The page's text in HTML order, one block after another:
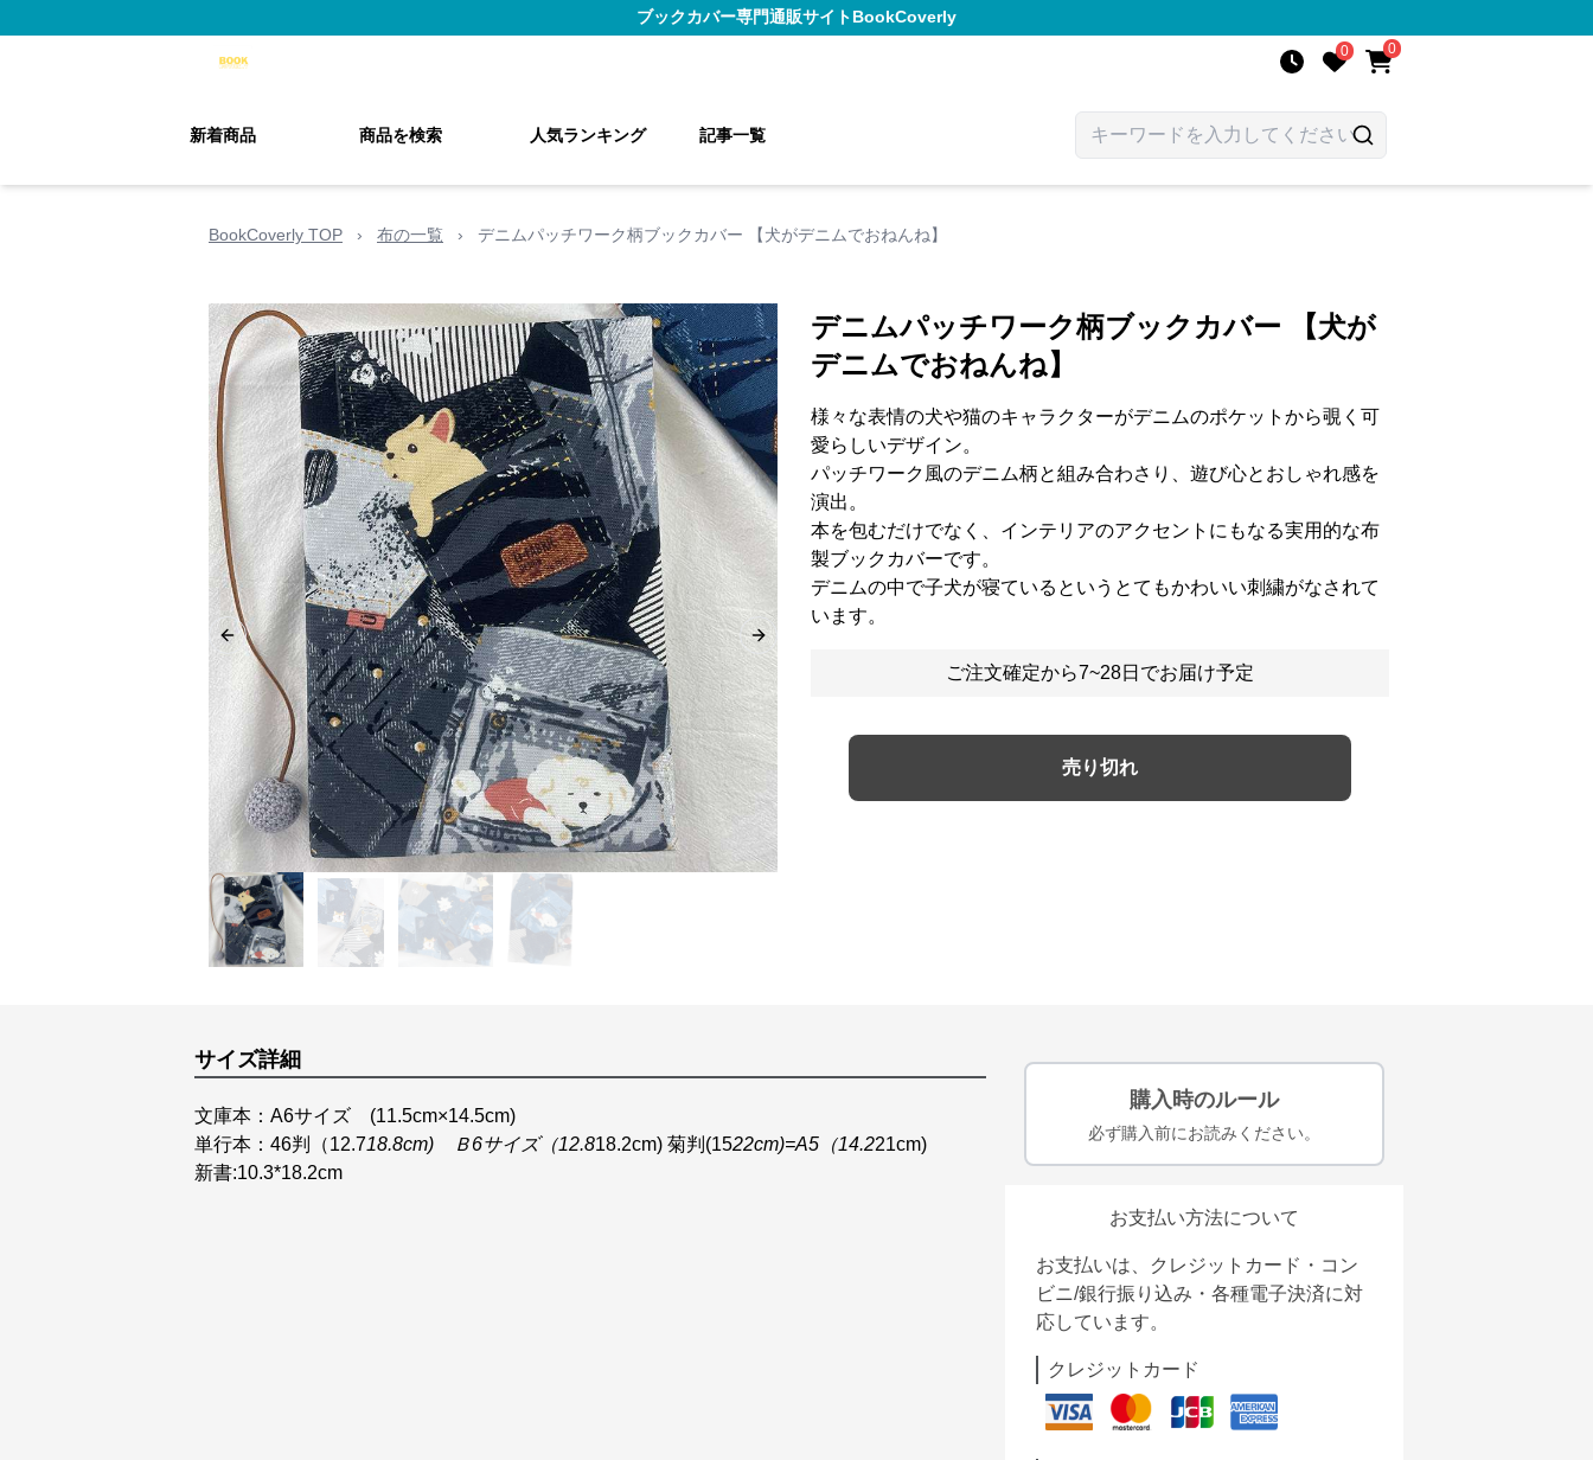
ブックカバー専門通販サイトBookCoverly
0 0
新着商品 商品を検索 人気ランキング 記事一覧
BookCoverly TOP › 布の一覧 › デニムパッチワーク柄ブックカバー 【犬がデニムでおねんね】
Previous slide Next slide
デニムパッチワーク柄ブックカバー 【犬が
デニムでおねんね】
様々な表情の犬や猫のキャラクターがデニムのポケットから覗く可
愛らしいデザイン。
パッチワーク風のデニム柄と組み合わさり、遊び心とおしゃれ感を
演出。
本を包むだけでなく、インテリアのアクセントにもなる実用的な布
製ブックカバーです。
デニムの中で子犬が寝ているというとてもかわいい刺繍がなされて
います。
ご注文確定から7~28日でお届け予定
売り切れ
サイズ詳細
文庫本：A6サイズ (11.5cm×14.5cm)
単行本：46判（12.718.8cm) Ｂ6サイズ（12.818.2cm) 菊判(1522cm)=A5（14.221cm)
新書:10.3*18.2cm
購入時のルール
必ず購入前にお読みください。
お支払い方法について
お支払いは、クレジットカード・コン
ビニ/銀行振り込み・各種電子決済に対
応しています。
クレジットカード